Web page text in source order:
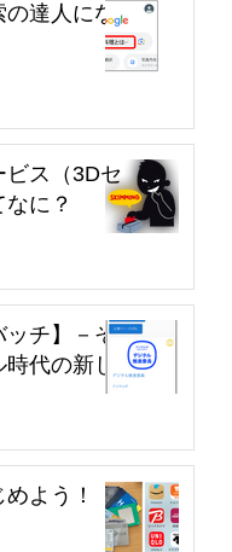
の達人にな
ビス（3Dセ
に？
ッチ】－そ
代の新し
よう！